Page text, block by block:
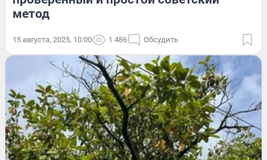
метод
15 августа, 2025, 10:00 1 486 Обсудить